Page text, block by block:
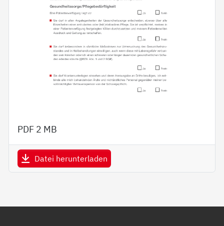
PDF 2 MB
Datei herunterladen